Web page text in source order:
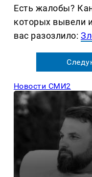
Есть жалобы?
которых вывели
вас разозлило:
Новости СМИ2